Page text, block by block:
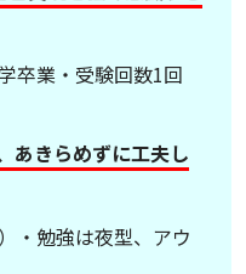
卒業・受験回数1回
あきらめずに工夫し
・勉強は夜型、アウ